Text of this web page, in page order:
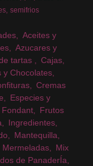
semifrios
Aceites y
Azucares y
tartas
Cajas
y Chocolates
Cremas
Especies y
Fondant
Frutos
Ingredientes
Mantequilla
Mermeladas
Mix
de PanaderÍa